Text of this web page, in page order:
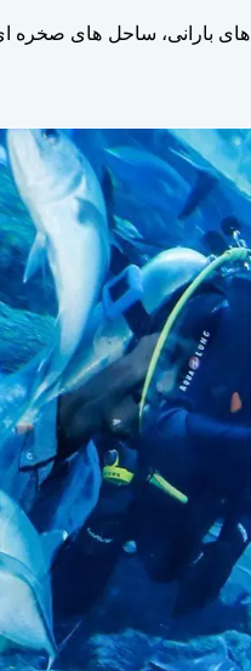
بارانی، ساحل های صخره